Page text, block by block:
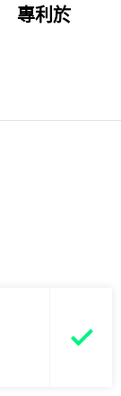
專利於